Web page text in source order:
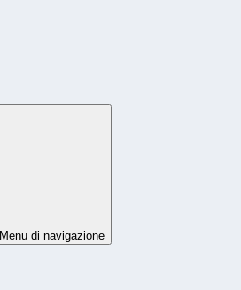
Menu di navigazione